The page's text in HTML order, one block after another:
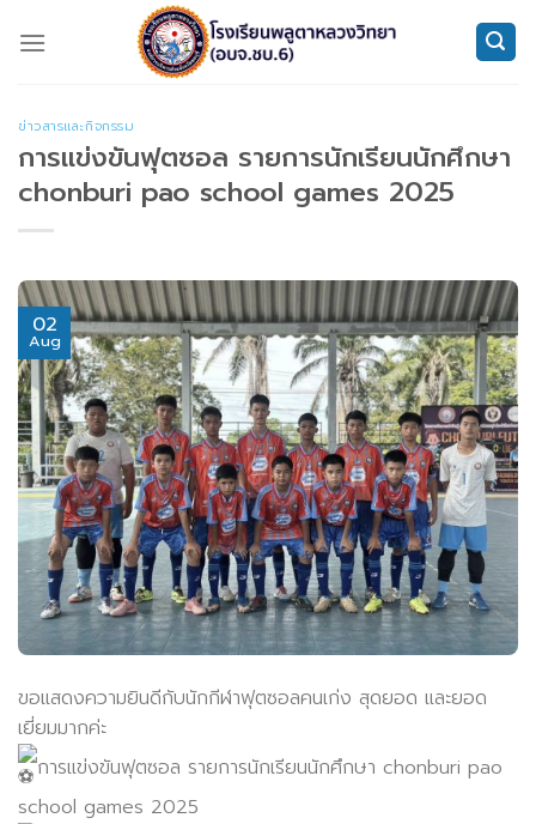
ข่าวสารและกิจกรรม
การเเข่งขันฟุตซอล รายการนักเรียนนักศึกษา
chonburi pao school games 2025
02
Aug
ขอแสดงความยินดีกับนักกีฬาฟุตซอลคนเก่ง สุดยอด และยอด
เยี่ยมมากค่ะ
การเเข่งขันฟุตซอล รายการนักเรียนนักศึกษา chonburi pao
school games 2025